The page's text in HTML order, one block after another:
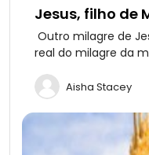
Jesus, filho de
Discípulos
Outro milagre de
real do milagre da
Aisha Stacey